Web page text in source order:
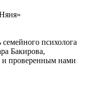
психолога
Бакирова,
и проверенным нами